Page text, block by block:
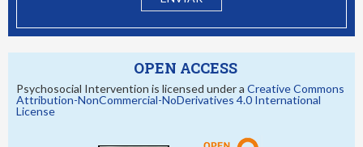
OPEN ACCESS
Psychosocial Intervention is licensed under a Creative Commons
Attribution-NonCommercial-NoDerivatives 4.0 International
License